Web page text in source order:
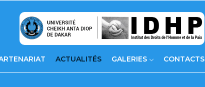
ACTUALITÉS GALERIES CONTACTS